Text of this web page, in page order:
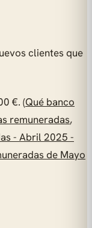
clientes que
€. (Qué banco
remuneradas,
- Abril 2025 -
de Mayo